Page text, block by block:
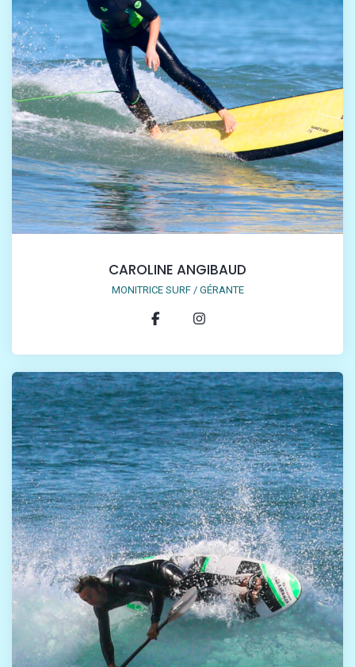
CAROLINE ANGIBAUD
MONITRICE SURF / GÉRANTE